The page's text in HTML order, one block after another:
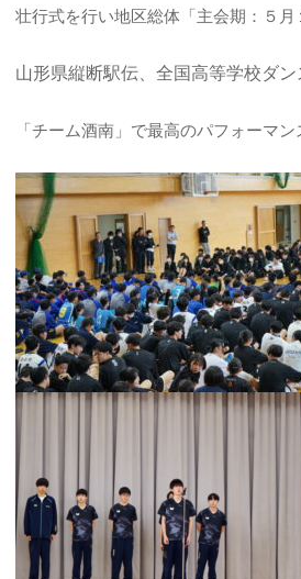
壮行式を行い地区総体「主会期：５
山形県縦断駅伝、全国高等学校ダ
「チーム酒南」で最高のパフォーマン